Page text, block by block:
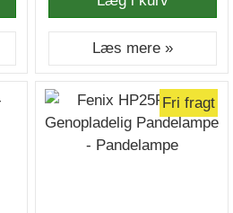
Læs mere »
Fri fragt